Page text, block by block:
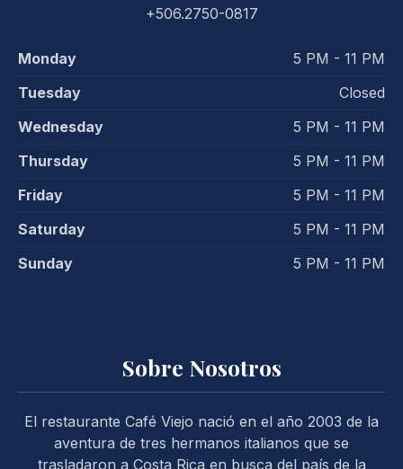
+506.2750-0817
Monday
5 PM - 11 PM
Tuesday
Closed
Wednesday
5 PM - 11 PM
Thursday
5 PM - 11 PM
Friday
5 PM - 11 PM
Saturday
5 PM - 11 PM
Sunday
5 PM - 11 PM
Sobre Nosotros
El restaurante Café Viejo nació en el año 2003 de la
aventura de tres hermanos italianos que se
trasladaron a Costa Rica en busca del país de la
PREVIOUS